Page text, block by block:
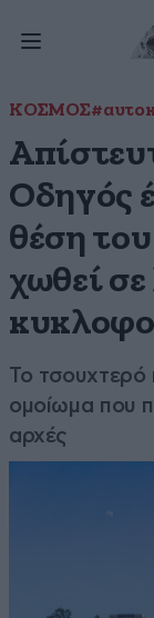
ΚΟΣΜΟΣ
Οδηγός
θέση
χωθεί
Το τσουχτερό
ομοίωμα που
αρχές